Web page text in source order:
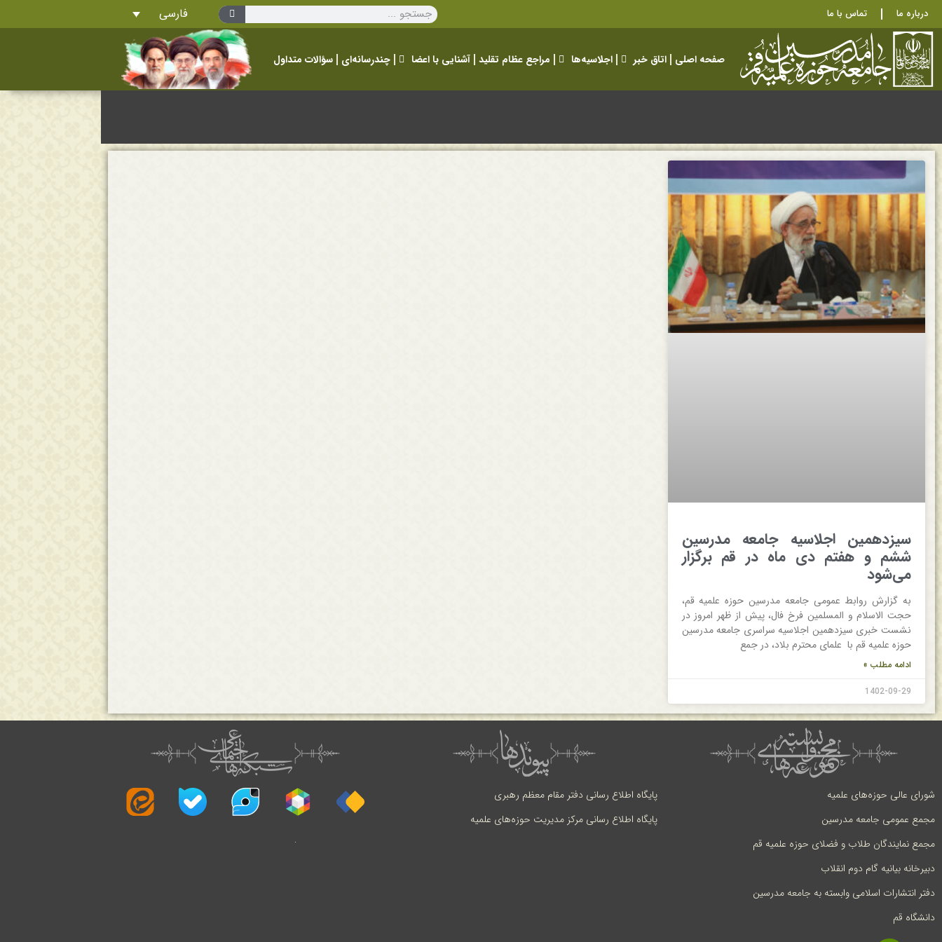
درباره ما تماس با ما فارسی
صفحه اصلی اتاق خبر اجلاسیه‌ها مراجع عظام تقلید آشنایی با اعضا چندرسانه‌ای سؤالات متداول
سیزدهمین اجلاسیه جامعه مدرسین
ششم و هفتم دی ماه در قم برگزار
می‌شود
به گزارش روابط عمومی جامعه مدرسین حوزه علمیه قم،
حجت الاسلام و المسلمین فرخ فال، پیش از ظهر امروز در
نشست خبری سیزدهمین اجلاسیه سراسری جامعه مدرسین
حوزه علمیه قم با علمای محترم بلاد، در جمع
ادامه مطلب »
1402-09-29
شورای عالی حوزه‌های علمیه
مجمع عمومی جامعه مدرسین
مجمع نمایندگان طلاب و فضلای حوزه علمیه قم
دبیرخانه بیانیه گام دوم انقلاب
دفتر انتشارات اسلامی وابسته به جامعه مدرسین
دانشگاه قم
پایگاه اطلاع رسانی دفتر مقام معظم رهبری
پایگاه اطلاع رسانی مرکز مدیریت حوزه‌های علمیه